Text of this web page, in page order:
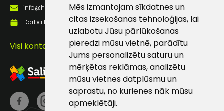
Mēs izmantojam sīkdatnes un
citas izsekošanas tehnoloģijas, lai
uzlabotu Jūsu pārlūkošanas
pieredzi mūsu vietnē, parādītu
Jums personalizētu saturu un
mērķētas reklāmas, analizētu
mūsu vietnes datplūsmu un
saprastu, no kurienes nāk mūsu
apmeklētāji.
info@hards.lv
Darba laiks: Darbadienās: 8:00 - 17:00
Visi kontakti
Sūtīt ziņojumu
Klientu
atbalsts
Darbdienās: